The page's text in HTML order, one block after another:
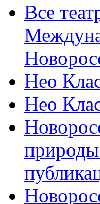
Все
Нео
Нео